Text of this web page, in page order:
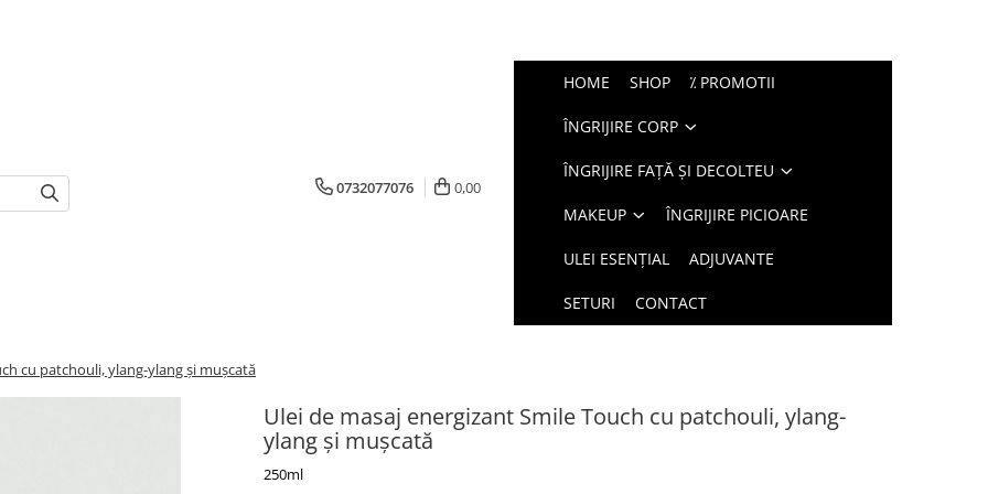
0732077076 0,00
HOME SHOP ⁒ PROMOTII
ÎNGRIJIRE CORP
ÎNGRIJIRE FAȚĂ ȘI DECOLTEU
MAKEUP ÎNGRIJIRE PICIOARE
ULEI ESENȚIAL ADJUVANTE
SETURI CONTACT
cu patchouli, ylang-ylang și mușcată
Ulei de masaj energizant Smile Touch cu patchouli, ylang-
ylang și mușcată
250ml